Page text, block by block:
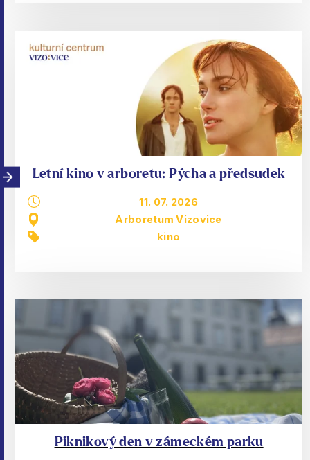
Letní kino v arboretu: Pýcha a předsudek
11. 07. 2026
Arboretum Vizovice
kino
Piknikový den v zámeckém parku